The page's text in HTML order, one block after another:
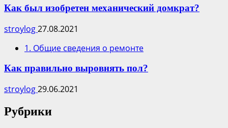
Как был изобретен механический домкрат?
stroylog27.08.2021
1. Общие сведения о ремонте
Как правильно выровнять пол?
stroylog29.06.2021
Рубрики